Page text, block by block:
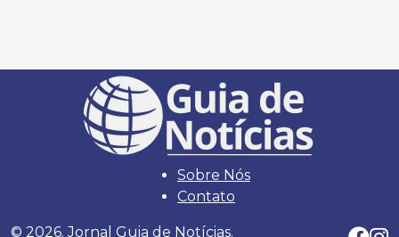
Sobre Nós
Contato
© 2026. Jornal Guia de Notícias.